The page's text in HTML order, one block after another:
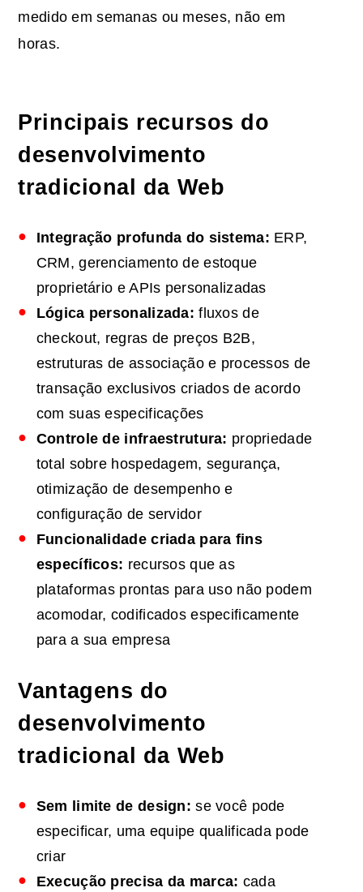
medido em semanas ou meses, não em
horas.
Principais recursos do
desenvolvimento
tradicional da Web
Integração profunda do sistema: ERP,
CRM, gerenciamento de estoque
proprietário e APIs personalizadas
Lógica personalizada:fluxos de
checkout, regras de preços B2B,
estruturas de associação e processos de
transação exclusivos criados de acordo
com suas especificações
Controle de infraestrutura: propriedade
total sobre hospedagem, segurança,
otimização de desempenho e
configuração de servidor
Funcionalidade criada para fins
específicos: recursos que as
plataformas prontas para uso não podem
acomodar, codificados especificamente
para a sua empresa
Vantagens do
desenvolvimento
tradicional da Web
Sem limite de design: se você pode
especificar, uma equipe qualificada pode
criar
Execução precisa da marca: cada